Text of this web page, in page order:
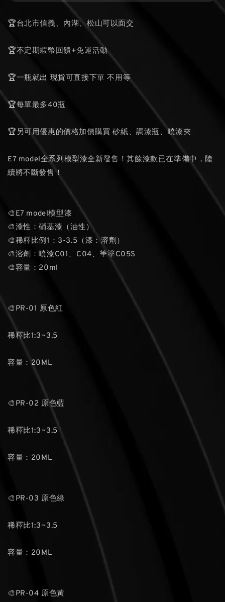
🏆台北市信義、內湖、松山可以面交
🏆不定期蝦幣回饋+免運活動
🏆一瓶就出 現貨可直接下單 不用等
🏆每單最多40瓶
🏆另可用優惠的價格加價購買 砂紙、調漆瓶、噴漆夾
E7 model全系列模型漆全新發售！其餘漆款已在準備中，陸
續將不斷發售！
🎨E7 model模型漆
🎨漆性：硝基漆（油性）
🎨稀釋比例1：3-3.5（漆：溶劑）
🎨溶劑：噴漆C01、C04、筆塗C05S
🎨容量：20ml
🎨PR-01 原色紅
稀釋比1:3~3.5
容量：20ML
🎨PR-02 原色藍
稀釋比1:3~3.5
容量：20ML
🎨PR-03 原色綠
稀釋比1:3~3.5
容量：20ML
🎨PR-04 原色黃